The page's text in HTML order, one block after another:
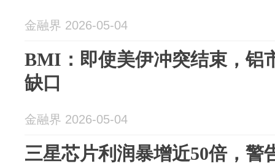
金融界 2026-05-04
BMI：即使美伊冲突结束，铝
缺口
金融界 2026-05-04
三星芯片利润暴增近50倍，警